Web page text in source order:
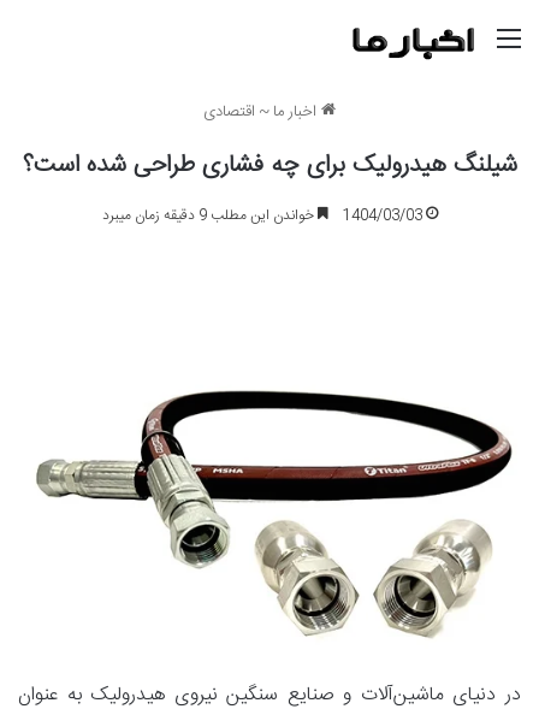
اخبار ما~ اقتصادی
شیلنگ هیدرولیک برای چه فشاری طراحی شده است؟
1404/03/03 خواندن این مطلب 9 دقیقه زمان میبرد
در دنیای ماشین‌آلات و صنایع سنگین نیروی هیدرولیک به عنوان